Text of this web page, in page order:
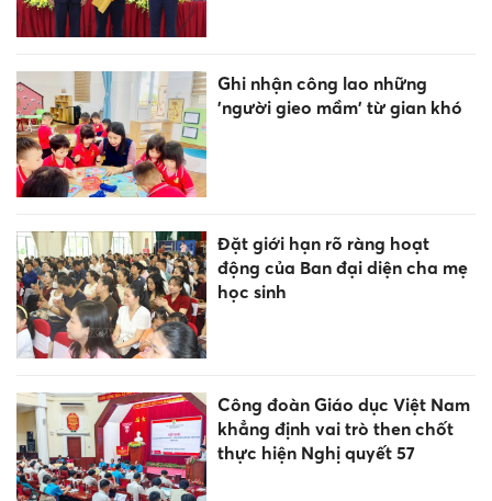
Ghi nhận công lao những
'người gieo mầm' từ gian khó
Đặt giới hạn rõ ràng hoạt
động của Ban đại diện cha mẹ
học sinh
Công đoàn Giáo dục Việt Nam
khẳng định vai trò then chốt
thực hiện Nghị quyết 57